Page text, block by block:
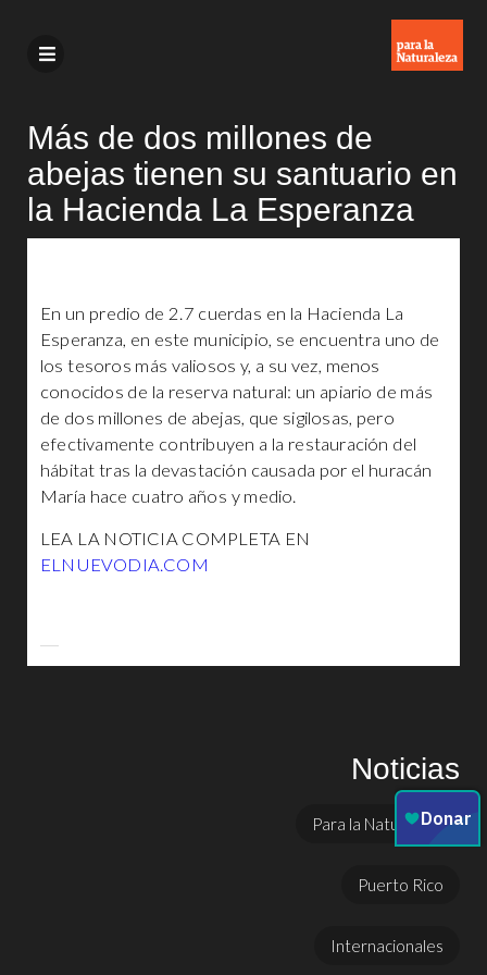
Más de dos millones de
abejas tienen su santuario en
la Hacienda La Esperanza
En un predio de 2.7 cuerdas en la Hacienda La
Esperanza, en este municipio, se encuentra uno de
los tesoros más valiosos y, a su vez, menos
conocidos de la reserva natural: un apiario de más
de dos millones de abejas, que sigilosas, pero
efectivamente contribuyen a la restauración del
hábitat tras la devastación causada por el huracán
María hace cuatro años y medio.
LEA LA NOTICIA COMPLETA EN
ELNUEVODIA.COM
Noticias
Para la Naturaleza
Puerto Rico
Internacionales